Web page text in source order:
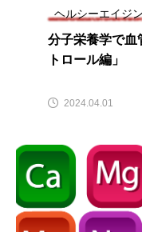
プロバイオティクス
マンガン モリ
脂溶性ビタミン
貧血 貧血 鉄
鉄、 銅
ヘルシーエイジ
分子栄養学で血
トロール編」
2024.04.01